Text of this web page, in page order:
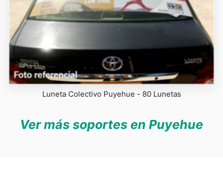
Luneta Colectivo Puyehue - 80 Lunetas
Ver más soportes en Puyehue